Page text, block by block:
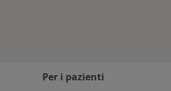
Per i pazienti